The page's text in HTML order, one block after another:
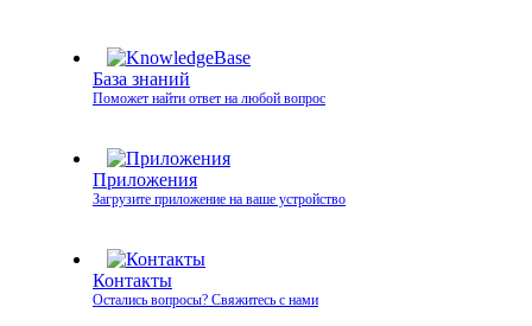
База знаний
Поможет найти ответ на любой вопрос
Приложения
Загрузите приложение на ваше устройство
Контакты
Остались вопросы? Свяжитесь с нами